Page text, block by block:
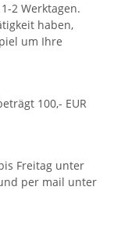
2 Werktagen.
haben,
um Ihre
100,- EUR
Freitag unter
per mail unter